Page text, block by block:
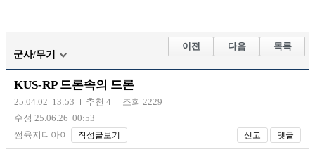
레이싱모델 자유사진
트럭/버스
장착시공사진
군사/무기
이전 다음 목록
KUS-RP 드론속의 드론
25.04.02 13:53 추천 4
조회 2229
수정 25.06.26 00:53
쩜육지디아이
작성글보기 신고 댓글